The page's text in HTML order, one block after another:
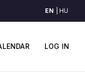
menu
LOG IN
phe nen - Azt mondják
HU
EN